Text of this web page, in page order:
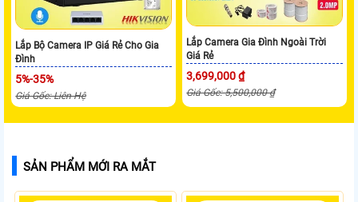
Lắp Bộ Camera IP Giá Rẻ Cho Gia
Đình
5%-35%
Giá Gốc: Liên Hệ
Lắp Camera Gia Đình Ngoài Trời
Giá Rẻ
3,699,000 ₫
Giá Gốc: 5,500,000 ₫
SẢN PHẨM MỚI RA MẮT